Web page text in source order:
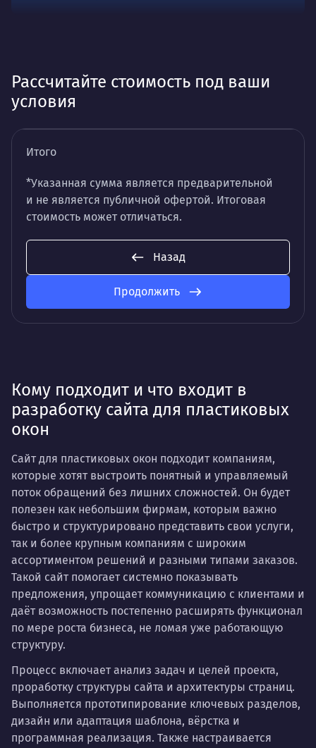
Рассчитайте стоимость под ваши
условия
Итого
*Указанная сумма является предварительной
и не является публичной офертой. Итоговая
стоимость может отличаться.
Назад
Продолжить
Кому подходит и что входит в
разработку сайта для пластиковых
окон
Сайт для пластиковых окон подходит компаниям,
которые хотят выстроить понятный и управляемый
поток обращений без лишних сложностей. Он будет
полезен как небольшим фирмам, которым важно
быстро и структурировано представить свои услуги,
так и более крупным компаниям с широким
ассортиментом решений и разными типами заказов.
Такой сайт помогает системно показывать
предложения, упрощает коммуникацию с клиентами и
даёт возможность постепенно расширять функционал
по мере роста бизнеса, не ломая уже работающую
структуру.
Процесс включает анализ задач и целей проекта,
проработку структуры сайта и архитектуры страниц.
Выполняется прототипирование ключевых разделов,
дизайн или адаптация шаблона, вёрстка и
программная реализация. Также настраивается